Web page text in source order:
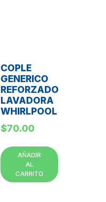
COPLE
GENERICO
REFORZADO
LAVADORA
WHIRLPOOL
$70.00
AÑADIR
AL
CARRITO